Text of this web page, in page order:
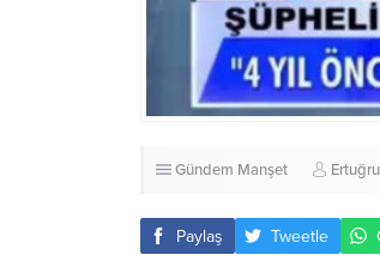
Gündem Manşet
Paylaş Tweetle